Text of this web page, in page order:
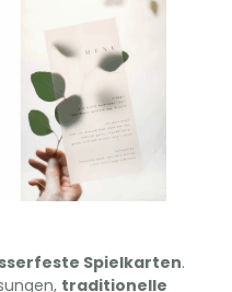
Spielkarten.
traditionelle